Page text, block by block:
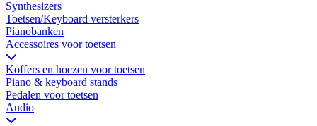
Synthesizers
Toetsen/Keyboard versterkers
Pianobanken
Accessoires voor toetsen
Koffers en hoezen voor toetsen
Piano & keyboard stands
Pedalen voor toetsen
Audio